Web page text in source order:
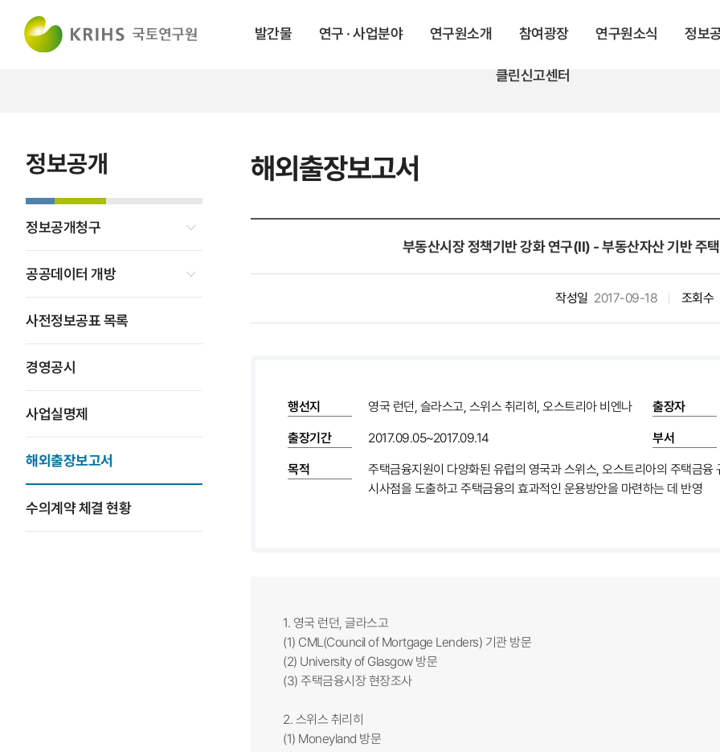
발간물 연구 · 사업분야 연구원소개 참여광장 연구원소식 정보
클린신고센터
해외출장보고서
정보공개
정보공개청구
공공데이터 개방
사전정보공표 목록
경영공시
사업실명제
해외출장보고서
수의계약 체결 현황
부동산시장 정책기반 강화 연구(II) - 부동산자산 기반 주
작성일 2017-09-18 조회수
행선지 영국 런던, 슬라스고, 스위스 취리히, 오스트리아 비엔나 출장자
출장기간 2017.09.05~2017.09.14 부서
목적
주택금융지원이 다양화된 유럽의 영국과 스위스, 오스트리아의 주택금
시사점을 도출하고 주택금융의 효과적인 운용방안을 마련하는 데 반영
1. 영국 런던, 글라스고
(1) CML(Council of Mortgage Lenders) 기관 방문
(2) University of Glasgow 방문
(3) 주택금융시장 현장조사
2. 스위스 취리히
(1) Moneyland 방문